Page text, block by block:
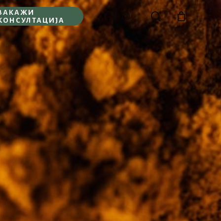
FACEBOOK
INSTAGRAMsearch
Close
Cart